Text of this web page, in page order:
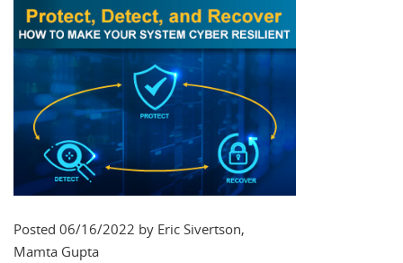
Posted 06/16/2022 by Eric Sivertson,
Mamta Gupta